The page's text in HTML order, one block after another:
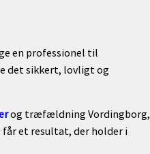
en professionel til
det sikkert, lovligt og
og træfældning Vordingborg,
får et resultat, der holder i